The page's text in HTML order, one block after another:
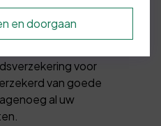
met een werknemer,
leverancier, de
contract.
voor
van goede
al uw
en doorgaan